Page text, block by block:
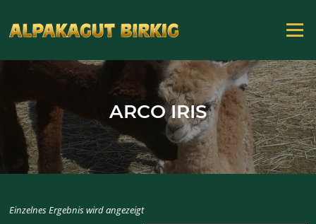
Inhalt
springen
Menü
ARCO IRIS
Einzelnes Ergebnis wird angezeigt